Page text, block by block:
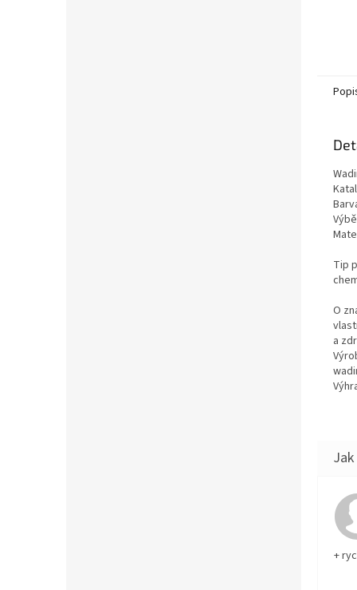
Tip
O
a
+